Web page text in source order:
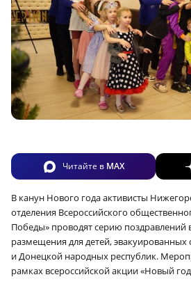
Читайте в MAX
В канун Нового года активисты
отделения Всероссийского
Победы» проводят серию поздравлений
размещения для детей, эвакуированных
и Донецкой народных республик.
рамках всероссийской акции «Новый